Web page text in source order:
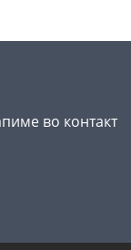
во контакт